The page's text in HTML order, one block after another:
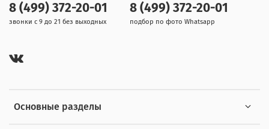
Основные разделы
8 (499) 372-20-01
звонки с 9 до 21 без выходных
8 (499) 372-20-01
подбор по фото Whatsapp